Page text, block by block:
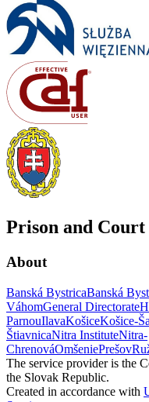
Prison and
About
Banská BystricaBanská
VáhomGeneral Directorate
ParnouIlavaKošiceKošice-
ŠtiavnicaNitra InstituteNitra-
ChrenováOmšeniePrešov
The service provider is the
the Slovak Republic.
Created in accordance with